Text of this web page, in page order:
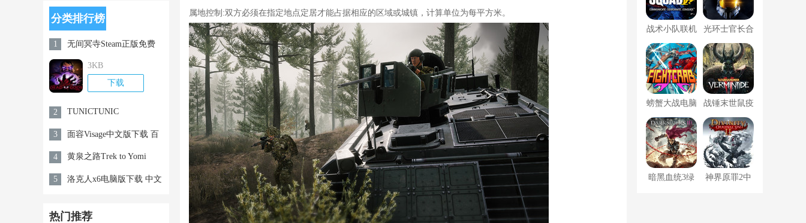
版
分类排行榜
1 无间冥寺Steam正版免费
下载 百度网盘资源 破解
版
3KB
下载
2 TUNICTUNIC
3 面容Visage中文版下载 百
度云资源分享 Steam破解
4 黄泉之路Trek to Yomi
5 洛克人x6电脑版下载 中文
热门推荐
属地控制:双方必须在指定地点定居才能占据相应的区域或城镇，计算单位为每平方米。 霸版
解版
战术小队联机
中文版下载
附汉化补丁
破解版
光环士官长合
集官中破解版
下载 更新至
光环3 免安装
绿色版
螃蟹大战电脑
版下载 中文
破解版
战锤末世鼠疫
2全DLC豪华
版下载 附完
美存储 破解
版
暗黑血统3绿 神界原罪2中